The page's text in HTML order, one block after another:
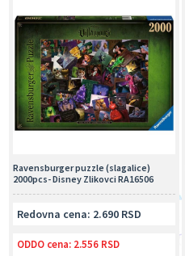
Ravensburger puzzle (slagalice)
2000pcs- Disney Zlikovci RA16506
Redovna cena: 2.690 RSD
ODDO cena: 2.556 RSD